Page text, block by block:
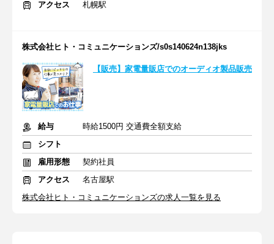
アクセス
札幌駅
株式会社ヒト・コミュニケーションズ/s0s140624n138jks
【販売】家電量販店でのオーディオ製品販売
給与
時給1500円 交通費全額支給
シフト
雇用形態
契約社員
アクセス
名古屋駅
株式会社ヒト・コミュニケーションズの求人一覧を見る